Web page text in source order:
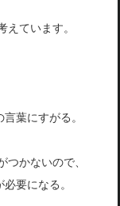
ています。
葉にすがる。
つかないので、
要になる。